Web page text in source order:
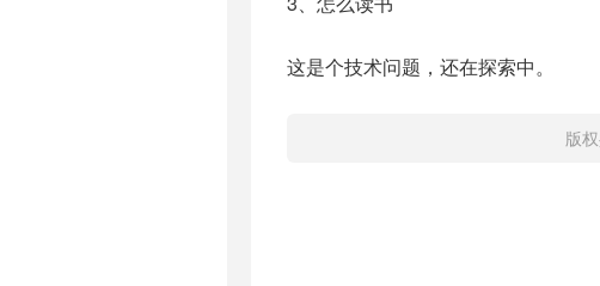
这是个技术问题，还在探索中。
版